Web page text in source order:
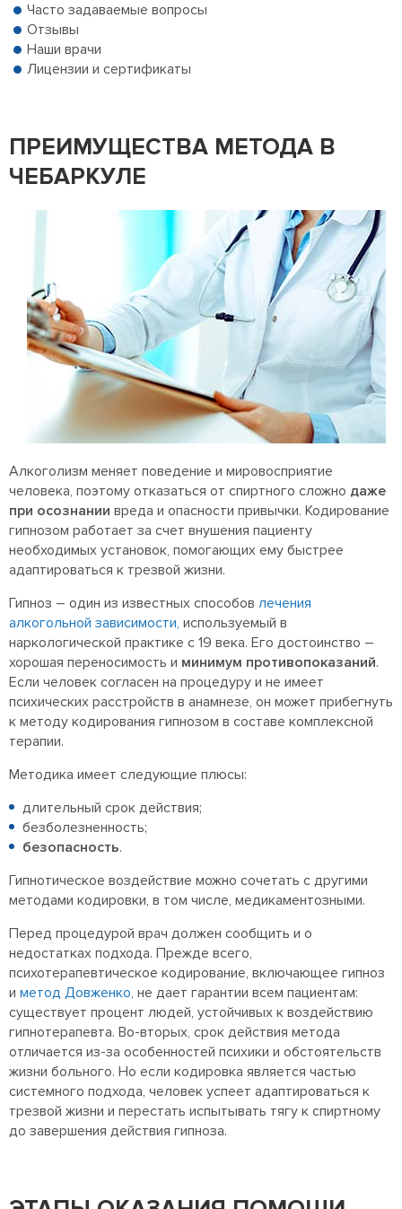
Часто задаваемые вопросы
Отзывы
Наши врачи
Лицензии и сертификаты
ПРЕИМУЩЕСТВА МЕТОДА В
ЧЕБАРКУЛЕ
Алкоголизм меняет поведение и мировосприятие
человека, поэтому отказаться от спиртного сложно даже
при осознании вреда и опасности привычки. Кодирование
гипнозом работает за счет внушения пациенту
необходимых установок, помогающих ему быстрее
адаптироваться к трезвой жизни.
Гипноз – один из известных способов лечения
алкогольной зависимости, используемый в
наркологической практике с 19 века. Его достоинство –
хорошая переносимость и минимум противопоказаний.
Если человек согласен на процедуру и не имеет
психических расстройств в анамнезе, он может прибегнуть
к методу кодирования гипнозом в составе комплексной
терапии.
Методика имеет следующие плюсы:
длительный срок действия;
безболезненность;
безопасность.
Гипнотическое воздействие можно сочетать с другими
методами кодировки, в том числе, медикаментозными.
Перед процедурой врач должен сообщить и о
недостатках подхода. Прежде всего,
психотерапевтическое кодирование, включающее гипноз
и метод Довженко, не дает гарантии всем пациентам:
существует процент людей, устойчивых к воздействию
гипнотерапевта. Во-вторых, срок действия метода
отличается из-за особенностей психики и обстоятельств
жизни больного. Но если кодировка является частью
системного подхода, человек успеет адаптироваться к
трезвой жизни и перестать испытывать тягу к спиртному
до завершения действия гипноза.